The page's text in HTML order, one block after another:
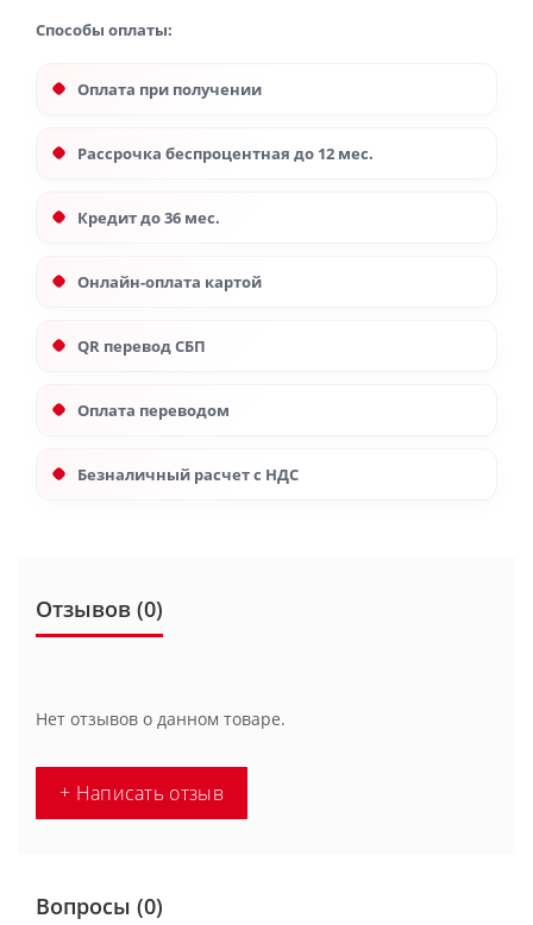
Способы оплаты:
Оплата при получении
Рассрочка беспроцентная до 12 мес.
Кредит до 36 мес.
Онлайн-оплата картой
QR перевод СБП
Оплата переводом
Безналичный расчет с НДС
Отзывов (0)
Нет отзывов о данном товаре.
+ Написать отзыв
Вопросы (0)